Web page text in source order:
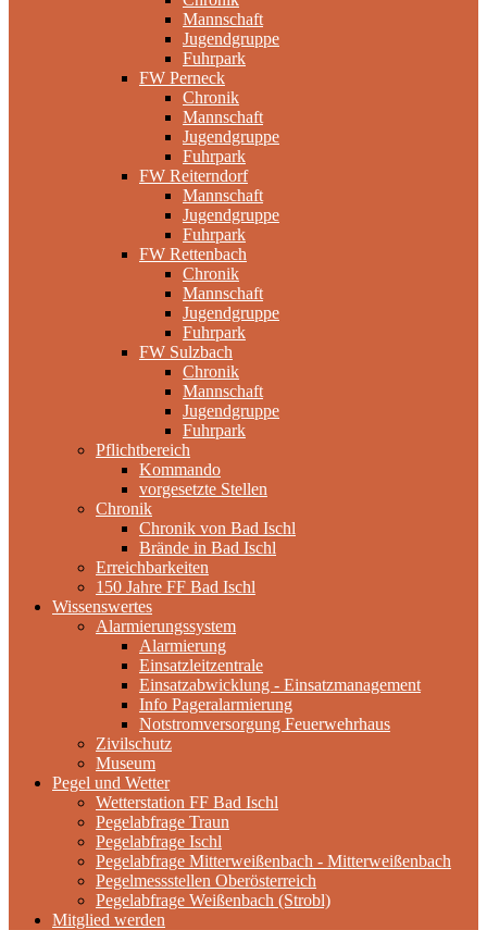
Mannschaft
Jugendgruppe
Fuhrpark
FW Perneck
Chronik
Mannschaft
Jugendgruppe
Fuhrpark
FW Reiterndorf
Mannschaft
Jugendgruppe
Fuhrpark
FW Rettenbach
Chronik
Mannschaft
Jugendgruppe
Fuhrpark
FW Sulzbach
Chronik
Mannschaft
Jugendgruppe
Fuhrpark
Pflichtbereich
Kommando
vorgesetzte Stellen
Chronik
Chronik von Bad Ischl
Brände in Bad Ischl
Erreichbarkeiten
150 Jahre FF Bad Ischl
Wissenswertes
Alarmierungssystem
Alarmierung
Einsatzleitzentrale
Einsatzabwicklung - Einsatzmanagement
Info Pageralarmierung
Notstromversorgung Feuerwehrhaus
Zivilschutz
Museum
Pegel und Wetter
Wetterstation FF Bad Ischl
Pegelabfrage Traun
Pegelabfrage Ischl
Pegelabfrage Mitterweißenbach - Mitterweißenbach
Pegelmessstellen Oberösterreich
Pegelabfrage Weißenbach (Strobl)
Mitglied werden